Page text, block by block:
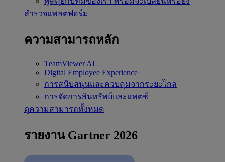
สำรวจแพลตฟอร์ม
ความสามารถหลัก
TeamViewer AI
Digital Employee Experience
การสนับสนุนและควบคุมจากระยะไกล
การจัดการสินทรัพย์และแพตช์
ดูความสามารถทั้งหมด
รายงาน Gartner 2026